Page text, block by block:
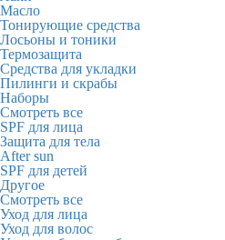
Масло
Тонирующие средства
Лосьоны и тоники
Термозащита
Средства для укладки
Пилинги и скрабы
Наборы
Смотреть все
SPF для лица
Защита для тела
After sun
SPF для детей
Другое
Смотреть все
Уход для лица
Уход для волос